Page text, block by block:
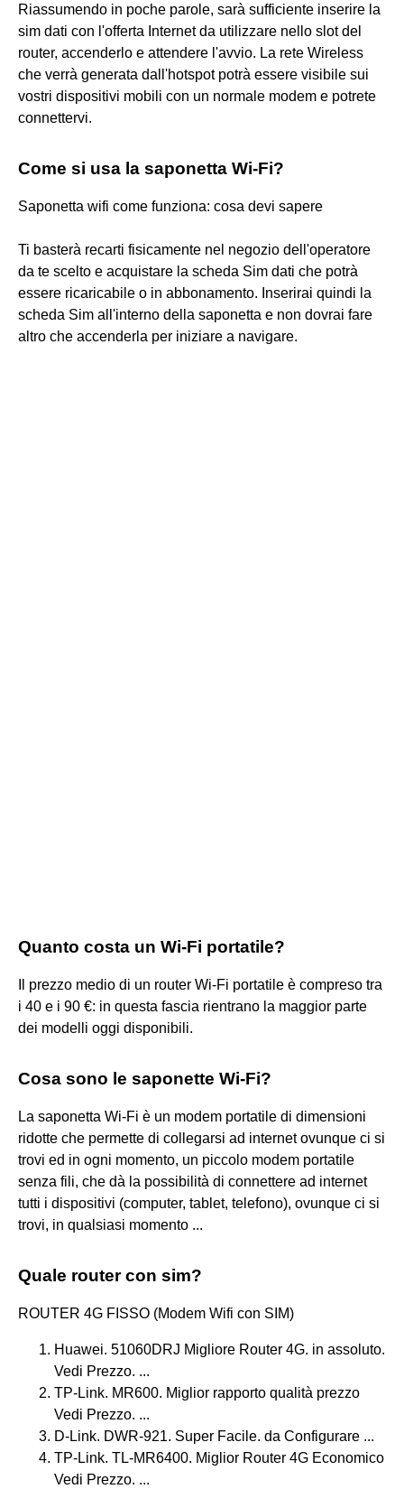
Riassumendo in poche parole, sarà sufficiente inserire la
sim dati con l'offerta Internet da utilizzare nello slot del
router, accenderlo e attendere l'avvio. La rete Wireless
che verrà generata dall'hotspot potrà essere visibile sui
vostri dispositivi mobili con un normale modem e potrete
connettervi.
Come si usa la saponetta Wi-Fi?
Saponetta wifi come funziona: cosa devi sapere
Ti basterà recarti fisicamente nel negozio dell'operatore
da te scelto e acquistare la scheda Sim dati che potrà
essere ricaricabile o in abbonamento. Inserirai quindi la
scheda Sim all'interno della saponetta e non dovrai fare
altro che accenderla per iniziare a navigare.
Quanto costa un Wi-Fi portatile?
Il prezzo medio di un router Wi-Fi portatile è compreso tra
i 40 e i 90 €: in questa fascia rientrano la maggior parte
dei modelli oggi disponibili.
Cosa sono le saponette Wi-Fi?
La saponetta Wi-Fi è un modem portatile di dimensioni
ridotte che permette di collegarsi ad internet ovunque ci si
trovi ed in ogni momento, un piccolo modem portatile
senza fili, che dà la possibilità di connettere ad internet
tutti i dispositivi (computer, tablet, telefono), ovunque ci si
trovi, in qualsiasi momento ...
Quale router con sim?
ROUTER 4G FISSO (Modem Wifi con SIM)
Huawei. 51060DRJ​ Migliore Router 4G. in assoluto.
Vedi Prezzo. ...
TP-Link. MR600. Miglior rapporto qualità prezzo​
Vedi Prezzo. ...
D-Link. DWR-921. Super Facile. da Configurare​ ...
TP-Link. TL-MR6400. Miglior Router 4G Economico​
Vedi Prezzo. ...